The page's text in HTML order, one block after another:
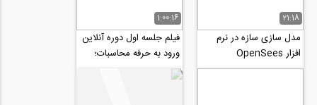
21:18
مدل سازی سازه در نرم
افزار OpenSees
1:00:16
فیلم جلسه اول دوره آنلاین
ورود به حرفه محاسبات؛
طراحی سازه های بتنی